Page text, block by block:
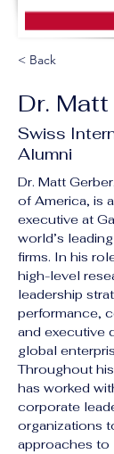
< Back
Dr.
Swiss
Alumni
Dr. Matt
of America, is
executive at
world’s
firms. In his
high-level
leadership
performance,
and executive
global
Throughout
has worked
corporate
organizations
approaches to